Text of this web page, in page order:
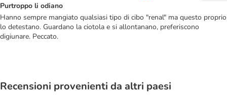
Purtroppo li odiano
Hanno sempre mangiato qualsiasi tipo di cibo "renal" ma questo proprio
lo detestano. Guardano la ciotola e si allontanano, preferiscono
digiunare. Peccato.
Recensioni provenienti da altri paesi